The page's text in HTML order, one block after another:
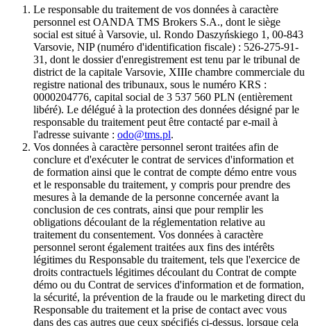
Le responsable du traitement de vos données à caractère
personnel est OANDA TMS Brokers S.A., dont le siège
social est situé à Varsovie, ul. Rondo Daszyńskiego 1, 00-843
Varsovie, NIP (numéro d'identification fiscale) : 526-275-91-
31, dont le dossier d'enregistrement est tenu par le tribunal de
district de la capitale Varsovie, XIIIe chambre commerciale du
registre national des tribunaux, sous le numéro KRS :
0000204776, capital social de 3 537 560 PLN (entièrement
libéré). Le délégué à la protection des données désigné par le
responsable du traitement peut être contacté par e-mail à
l'adresse suivante : odo@tms.pl.
Vos données à caractère personnel seront traitées afin de
conclure et d'exécuter le contrat de services d'information et
de formation ainsi que le contrat de compte démo entre vous
et le responsable du traitement, y compris pour prendre des
mesures à la demande de la personne concernée avant la
conclusion de ces contrats, ainsi que pour remplir les
obligations découlant de la réglementation relative au
traitement du consentement. Vos données à caractère
personnel seront également traitées aux fins des intérêts
légitimes du Responsable du traitement, tels que l'exercice de
droits contractuels légitimes découlant du Contrat de compte
démo ou du Contrat de services d'information et de formation,
la sécurité, la prévention de la fraude ou le marketing direct du
Responsable du traitement et la prise de contact avec vous
dans des cas autres que ceux spécifiés ci-dessus, lorsque cela